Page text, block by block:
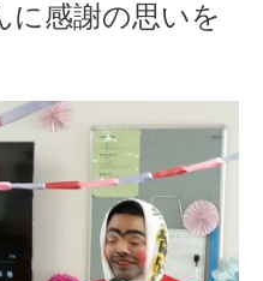
に感謝の思いを